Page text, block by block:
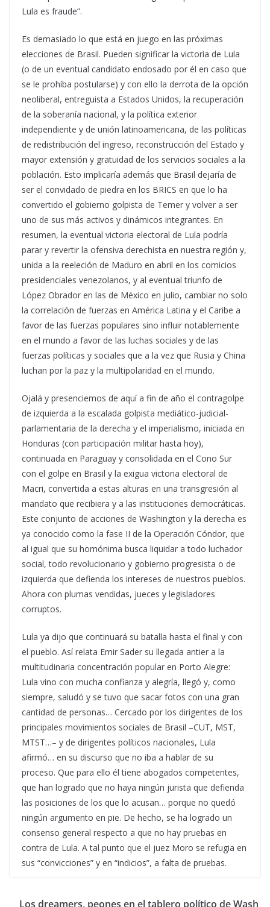
Lula es fraude”.
Es demasiado lo que está en juego en las próximas
elecciones de Brasil. Pueden significar la victoria de Lula
(o de un eventual candidato endosado por él en caso que
se le prohíba postularse) y con ello la derrota de la opción
neoliberal, entreguista a Estados Unidos, la recuperación
de la soberanía nacional, y la política exterior
independiente y de unión latinoamericana, de las políticas
de redistribución del ingreso, reconstrucción del Estado y
mayor extensión y gratuidad de los servicios sociales a la
población. Esto implicaría además que Brasil dejaría de
ser el convidado de piedra en los BRICS en que lo ha
convertido el gobierno golpista de Temer y volver a ser
uno de sus más activos y dinámicos integrantes. En
resumen, la eventual victoria electoral de Lula podría
parar y revertir la ofensiva derechista en nuestra región y,
unida a la reeleción de Maduro en abril en los comicios
presidenciales venezolanos, y al eventual triunfo de
López Obrador en las de México en julio, cambiar no solo
la correlación de fuerzas en América Latina y el Caribe a
favor de las fuerzas populares sino influir notablemente
en el mundo a favor de las luchas sociales y de las
fuerzas políticas y sociales que a la vez que Rusia y China
luchan por la paz y la multipolaridad en el mundo.
Ojalá y presenciemos de aquí a fin de año el contragolpe
de izquierda a la escalada golpista mediático-judicial-
parlamentaria de la derecha y el imperialismo, iniciada en
Honduras (con participación militar hasta hoy),
continuada en Paraguay y consolidada en el Cono Sur
con el golpe en Brasil y la exigua victoria electoral de
Macri, convertida a estas alturas en una transgresión al
mandato que recibiera y a las instituciones democráticas.
Este conjunto de acciones de Washington y la derecha es
ya conocido como la fase II de la Operación Cóndor, que
al igual que su homónima busca liquidar a todo luchador
social, todo revolucionario y gobierno progresista o de
izquierda que defienda los intereses de nuestros pueblos.
Ahora con plumas vendidas, jueces y legisladores
corruptos.
Lula ya dijo que continuará su batalla hasta el final y con
el pueblo. Así relata Emir Sader su llegada antier a la
multitudinaria concentración popular en Porto Alegre:
Lula vino con mucha confianza y alegría, llegó y, como
siempre, saludó y se tuvo que sacar fotos con una gran
cantidad de personas… Cercado por los dirigentes de los
principales movimientos sociales de Brasil –CUT, MST,
MTST…– y de dirigentes políticos nacionales, Lula
afirmó… en su discurso que no iba a hablar de su
proceso. Que para ello él tiene abogados competentes,
que han logrado que no haya ningún jurista que defienda
las posiciones de los que lo acusan… porque no quedó
ningún argumento en pie. De hecho, se ha logrado un
consenso general respecto a que no hay pruebas en
contra de Lula. A tal punto que el juez Moro se refugia en
sus “convicciones” y en “indicios”, a falta de pruebas.
Los dreamers, peones en el tablero político de Wash